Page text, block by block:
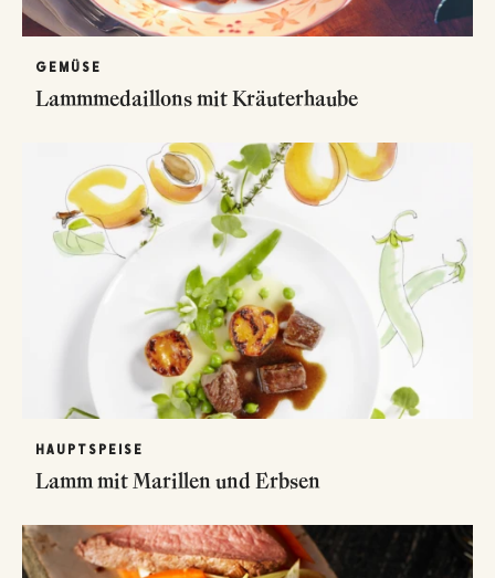
GEMÜSE
Lammmedaillons mit Kräuterhaube
HAUPTSPEISE
Lamm mit Marillen und Erbsen